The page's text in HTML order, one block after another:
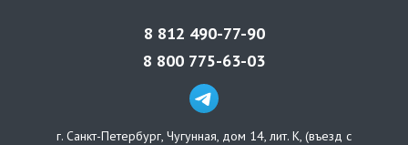
8 812 490-77-90
8 800 775-63-03
г. Санкт-Петербург, Чугунная, дом 14, лит. К, (въезд с